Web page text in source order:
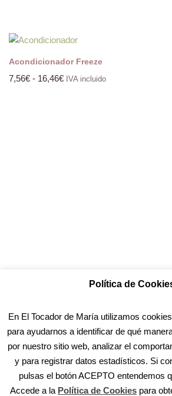
Acondicionador Freeze
7,56€ - 16,46€ IVA incluido
Política de
En El Tocador de María utilizamos
para ayudarnos a identificar de qué
por nuestro sitio web, analizar el
y para registrar datos estadísticos. Si
pulsas el botón ACEPTO entendemos
Accede a la Política de Cookies para